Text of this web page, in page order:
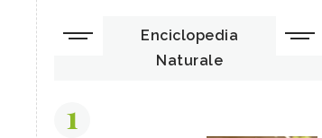
Enciclopedia
Naturale
1